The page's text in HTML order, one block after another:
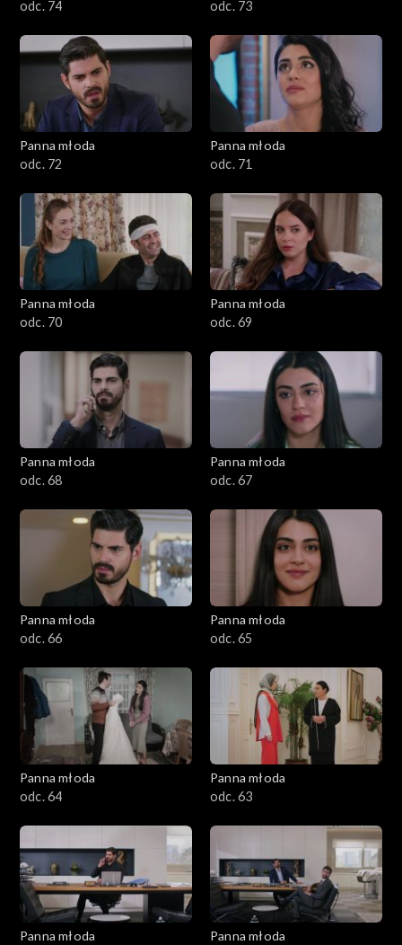
odc. 74 odc. 73
Panna młoda
odc. 72
Panna młoda
odc. 71
Panna młoda
odc. 70
Panna młoda
odc. 69
Panna młoda
odc. 68
Panna młoda
odc. 67
Panna młoda
odc. 66
Panna młoda
odc. 65
Panna młoda
odc. 64
Panna młoda
odc. 63
Panna młoda
Panna młoda